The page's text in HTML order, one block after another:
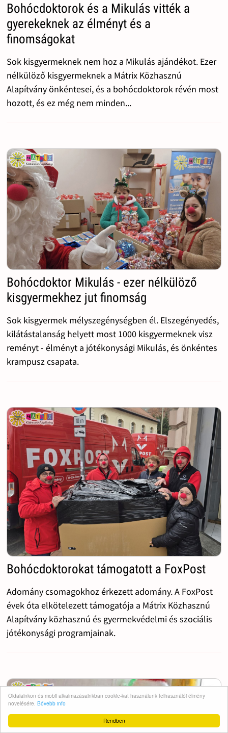
Rendben
Oldalainkon és mobil alkalmazásainkban cookie-kat használunk felhasználói élmény
növelésére. Bővebb info
Bohócdoktorok és a Mikulás vitték a
gyerekeknek az élményt és a
finomságokat
Sok kisgyermeknek nem hoz a Mikulás ajándékot. Ezer
nélkülöző kisgyermeknek a Mátrix Közhasznú
Alapítvány önkéntesei, és a bohócdoktorok révén most
hozott, és ez még nem minden...
Bohócdoktor Mikulás - ezer nélkülöző
kisgyermekhez jut finomság
Sok kisgyermek mélyszegénységben él. Elszegényedés,
kilátástalanság helyett most 1000 kisgyermeknek visz
reményt - élményt a jótékonysági Mikulás, és önkéntes
krampusz csapata.
Bohócdoktorokat támogatott a FoxPost
Adomány csomagokhoz érkezett adomány. A FoxPost
évek óta elkötelezett támogatója a Mátrix Közhasznú
Alapítvány közhasznú és gyermekvédelmi és szociális
jótékonysági programjainak.